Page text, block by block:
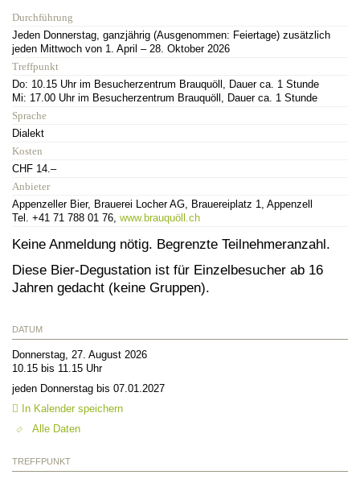
Durchführung
Jeden Donnerstag, ganzjährig (Ausgenommen: Feiertage) zusätzlich
jeden Mittwoch von 1. April – 28. Oktober 2026
Treffpunkt
Do: 10.15 Uhr im Besucherzentrum Brauquöll, Dauer ca. 1 Stunde
Mi: 17.00 Uhr im Besucherzentrum Brauquöll, Dauer ca. 1 Stunde
Sprache
Dialekt
Kosten
CHF 14.–
Anbieter
Appenzeller Bier, Brauerei Locher AG, Brauereiplatz 1, Appenzell
Tel. +41 71 788 01 76, www.brauquöll.ch
Keine Anmeldung nötig. Begrenzte Teilnehmeranzahl.
Diese Bier-Degustation ist für Einzelbesucher ab 16
Jahren gedacht (keine Gruppen).
DATUM
Donnerstag, 27. August 2026
10.15 bis 11.15 Uhr
jeden Donnerstag bis 07.01.2027
In Kalender speichern
Alle Daten
TREFFPUNKT